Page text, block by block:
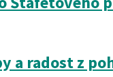
a radost z